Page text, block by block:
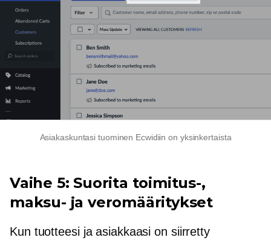
Asiakaskuntasi tuominen Ecwidiin on yksinkertaista
Vaihe 5: Suorita toimitus-,
maksu- ja veromääritykset
Kun tuotteesi ja asiakkaasi on siirretty